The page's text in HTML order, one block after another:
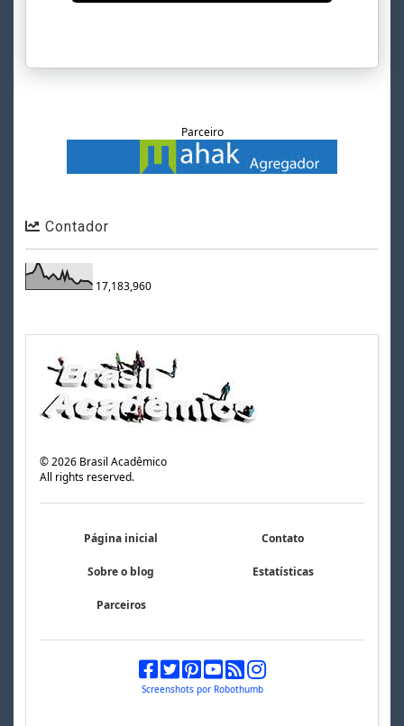
Parceiro
Contador
17,183,960
©2026 Brasil Acadêmico
All rights reserved.
Página inicial Contato
Sobre o blog Estatísticas
Parceiros
Screenshots por Robothumb